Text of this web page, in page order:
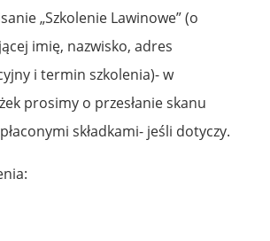
„Szkolenie Lawinowe” (o
imię, nazwisko, adres
i termin szkolenia)- w
prosimy o przesłanie skanu
składkami- jeśli dotyczy.